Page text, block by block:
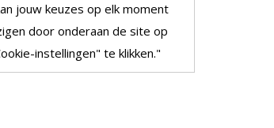
jouw keuzes op elk moment
door onderaan de site op
instellingen" te klikken."